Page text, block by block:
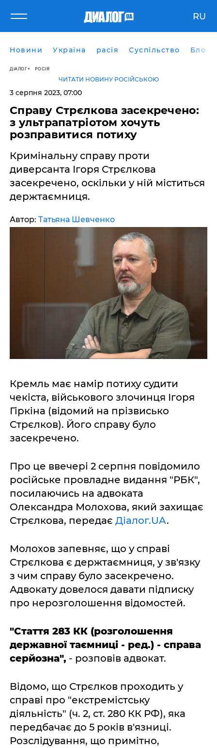
RU
Новини Україна расія Суспільство Блоги
ДІАЛОГ РОСІЯ
ЧИТАТИ НОВИНУ РОСІЙСЬКОЮ
3 серпня 2023, 07:00
Справу Стрєлкова засекречено:
з ультрапатріотом хочуть
розправитися потиху
Кримінальну справу проти
диверсанта Ігоря Стрєлкова
засекречено, оскільки у ній міститься
держтаємниця.
Автор: Татьяна Шевченко
Кремль має намір потиху судити
чекіста, військового злочинця Ігоря
Гіркіна (відомий на прізвисько
Стрєлков). Його справу було
засекречено.
Про це ввечері 2 серпня повідомило
російське провладне видання "РБК",
посилаючись на адвоката
Олександра Молохова, який захищає
Стрєлкова, передає Діалог.UA.
Молохов запевняє, що у справі
Стрєлкова є держтаємниця, у зв'язку
з чим справу було засекречено.
Адвокату довелося давати підписку
про нерозголошення відомостей.
"Стаття 283 КК (розголошення
державної таємниці - ред.) - справа
серйозна", - розповів адвокат.
Відомо, що Стрєлков проходить у
справі про "екстремістську
діяльність" (ч. 2, ст. 280 КК РФ), яка
передбачає до 5 років в'язниці.
Розслідування, що примітно,